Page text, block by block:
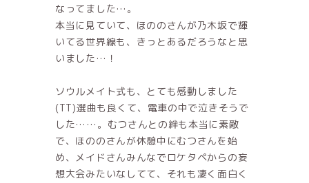
なってました…。
本当に見ていて、ほののさんが乃木坂で輝
いてる世界線も、きっとあるだろうなと思
いました…！
ソウルメイト式も、とても感動しました
(TT)選曲も良くて、電車の中で泣きそうで
した……。むつさんとの絆も本当に素敵
で、ほののさんが休憩中にむつさんを始
め、メイドさんみんなでロケタペからの妄
想大会みたいなしてて、それも凄く面白く